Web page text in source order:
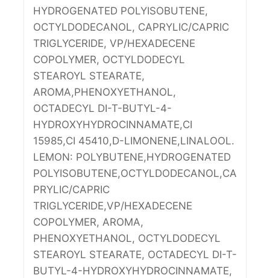
HYDROGENATED POLYISOBUTENE,
OCTYLDODECANOL, CAPRYLIC/CAPRIC
TRIGLYCERIDE, VP/HEXADECENE
COPOLYMER, OCTYLDODECYL
STEAROYL STEARATE,
AROMA,PHENOXYETHANOL,
OCTADECYL DI-T-BUTYL-4-
HYDROXYHYDROCINNAMATE,CI
15985,CI 45410,D-LIMONENE,LINALOOL.
LEMON: POLYBUTENE,HYDROGENATED
POLYISOBUTENE,OCTYLDODECANOL,CA
PRYLIC/CAPRIC
TRIGLYCERIDE,VP/HEXADECENE
COPOLYMER, AROMA,
PHENOXYETHANOL, OCTYLDODECYL
STEAROYL STEARATE, OCTADECYL DI-T-
BUTYL-4-HYDROXYHYDROCINNAMATE,